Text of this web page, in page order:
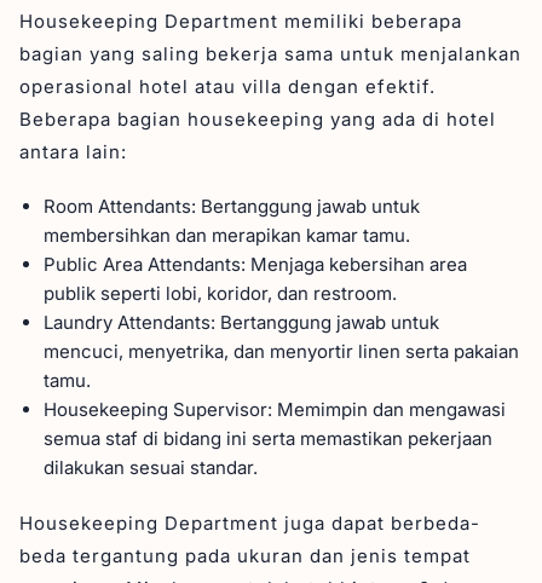
Housekeeping Department memiliki beberapa
bagian yang saling bekerja sama untuk menjalankan
operasional hotel atau villa dengan efektif.
Beberapa bagian housekeeping yang ada di hotel
antara lain:
Room Attendants: Bertanggung jawab untuk
membersihkan dan merapikan kamar tamu.
Public Area Attendants: Menjaga kebersihan area
publik seperti lobi, koridor, dan restroom.
Laundry Attendants: Bertanggung jawab untuk
mencuci, menyetrika, dan menyortir linen serta pakaian
tamu.
Housekeeping Supervisor: Memimpin dan mengawasi
semua staf di bidang ini serta memastikan pekerjaan
dilakukan sesuai standar.
Housekeeping Department juga dapat berbeda-
beda tergantung pada ukuran dan jenis tempat